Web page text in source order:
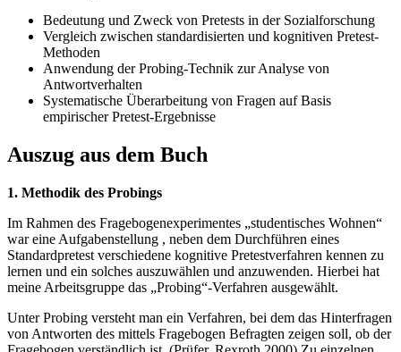
Bedeutung und Zweck von Pretests in der Sozialforschung
Vergleich zwischen standardisierten und kognitiven Pretest-
Methoden
Anwendung der Probing-Technik zur Analyse von
Antwortverhalten
Systematische Überarbeitung von Fragen auf Basis
empirischer Pretest-Ergebnisse
Auszug aus dem Buch
1. Methodik des Probings
Im Rahmen des Fragebogenexperimentes „studentisches Wohnen“
war eine Aufgabenstellung , neben dem Durchführen eines
Standardpretest verschiedene kognitive Pretestverfahren kennen zu
lernen und ein solches auszuwählen und anzuwenden. Hierbei hat
meine Arbeitsgruppe das „Probing“-Verfahren ausgewählt.
Unter Probing versteht man ein Verfahren, bei dem das Hinterfragen
von Antworten des mittels Fragebogen Befragten zeigen soll, ob der